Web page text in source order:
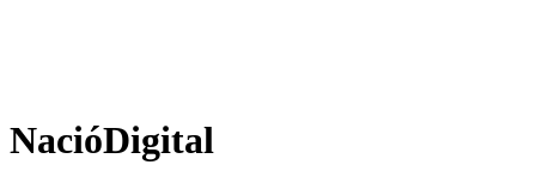
NacióDigital